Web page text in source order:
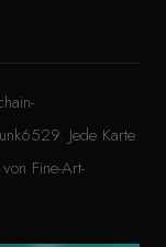
Jede Karte
Fine-Art-